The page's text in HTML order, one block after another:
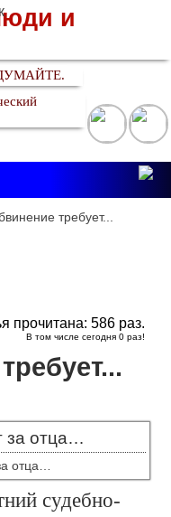
и
требует...
прочитана: 586раз.
В том числе сегодня 0раз!
отца…
судебно-